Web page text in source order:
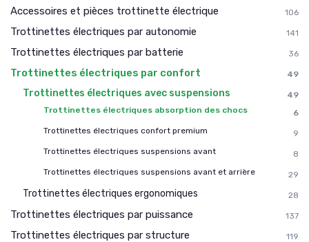
Accessoires et pièces trottinette électrique 106
Trottinettes électriques par autonomie 141
Trottinettes électriques par batterie 36
Trottinettes électriques par confort 49
Trottinettes électriques avec suspensions
49
Trottinettes électriques absorption des chocs
6
Trottinettes électriques confort premium
9
Trottinettes électriques suspensions avant
8
Trottinettes électriques suspensions avant et arrière
29
Trottinettes électriques ergonomiques 28
Trottinettes électriques par puissance 137
Trottinettes électriques par structure 119